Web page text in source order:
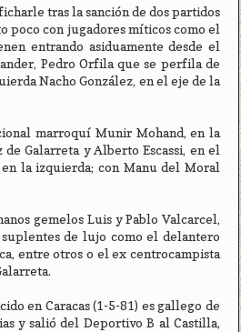
tras la sanción de dos partidos
poco con jugadores míticos como el
entrando asiduamente desde el
Pedro Orfila que se perfila de
Nacho González, en el eje de la
marroquí Munir Mohand, en la
Galarreta y Alberto Escassi, en el
la izquierda; con Manu del Moral
gemelos Luis y Pablo Valcarcel,
de lujo como el delantero
entre otros o el ex centrocampista
en Caracas (1-5-81) es gallego de
y salió del Deportivo B al Castilla,